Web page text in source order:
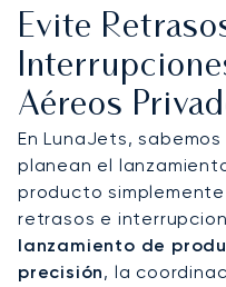
Evite
Aéreos
En LunaJets,
planean el
producto
retrasos e
lanzamiento de
precisión, la